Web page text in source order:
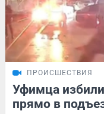
ПРОИСШЕСТВИЯ
Уфимца
прямо в